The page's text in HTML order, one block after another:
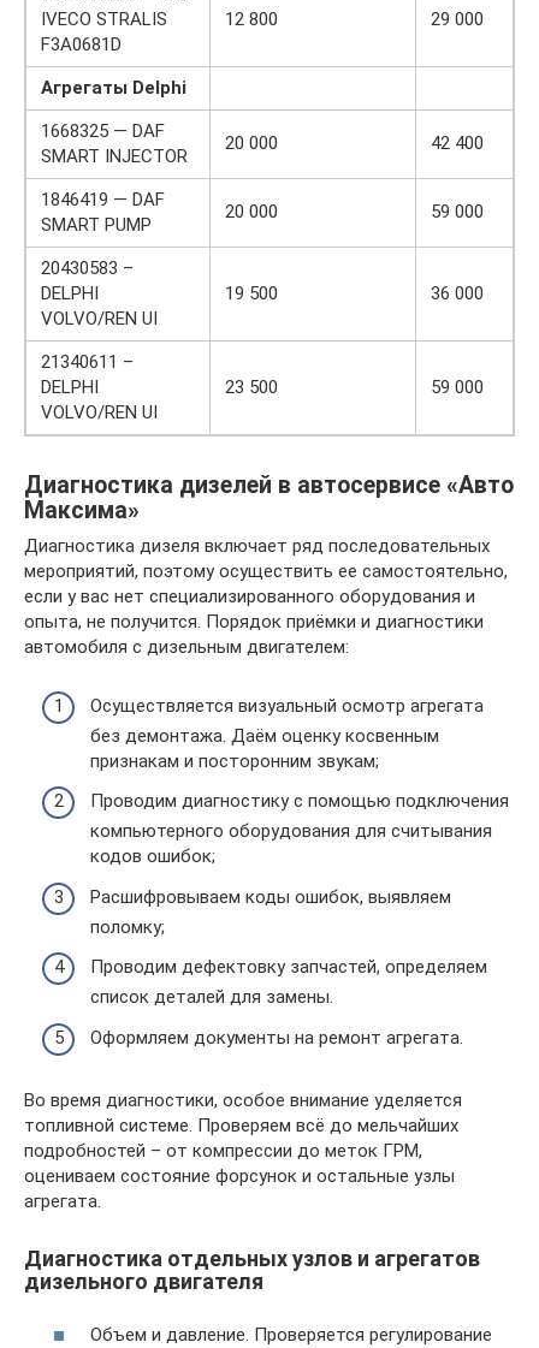
IVECO STRALIS
F3A0681D
12 800 29 000
Агрегаты Delphi
1668325 — DAF
SMART INJECTOR
20 000 42 400
1846419 — DAF
SMART PUMP
20 000 59 000
20430583 –
DELPHI
VOLVO/REN UI
19 500 36 000
21340611 –
DELPHI
VOLVO/REN UI
23 500 59 000
Диагностика дизелей в автосервисе «Авто
Максима»
Диагностика дизеля включает ряд последовательных
мероприятий, поэтому осуществить ее самостоятельно,
если у вас нет специализированного оборудования и
опыта, не получится. Порядок приёмки и диагностики
автомобиля с дизельным двигателем:
Осуществляется визуальный осмотр агрегата
без демонтажа. Даём оценку косвенным
признакам и посторонним звукам;
Проводим диагностику с помощью подключения
компьютерного оборудования для считывания
кодов ошибок;
Расшифровываем коды ошибок, выявляем
поломку;
Проводим дефектовку запчастей, определяем
список деталей для замены.
Оформляем документы на ремонт агрегата.
Во время диагностики, особое внимание уделяется
топливной системе. Проверяем всё до мельчайших
подробностей – от компрессии до меток ГРМ,
оцениваем состояние форсунок и остальные узлы
агрегата.
Диагностика отдельных узлов и агрегатов
дизельного двигателя
Объем и давление. Проверяется регулирование